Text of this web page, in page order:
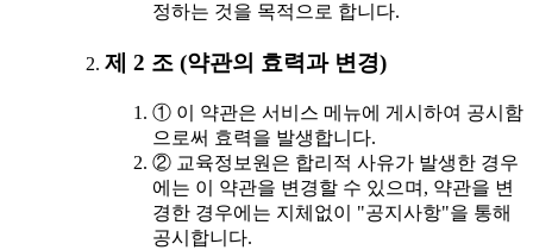
정하는 것을 목적으로 합니다.
제 2 조 (약관의 효력과 변경)
① 이 약관은 서비스 메뉴에 게시하여 공시함
으로써 효력을 발생합니다.
② 교육정보원은 합리적 사유가 발생한 경우
에는 이 약관을 변경할 수 있으며, 약관을 변
경한 경우에는 지체없이 "공지사항"을 통해
공시합니다.